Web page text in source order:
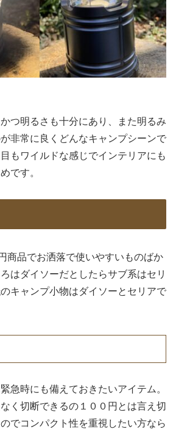
つ明るさも十分にあり、また明るみ
非常に良くどんなキャンプシーンで
もワイルドな感じでインテリアにも
です。
商品でお洒落で使いやすいものばか
はダイソーだとしたらサブ系はセリ
キャンプ小物はダイソーとセリアで
急時にも備えておきたいアイテム。
く切断できるの１００円とは言え切
でコンパクト性を重視したい方なら